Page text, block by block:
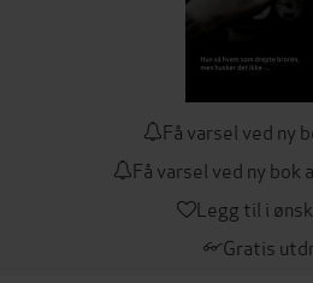
Få varsel ved ny
Få varsel ved ny
Legg til i
Gratis